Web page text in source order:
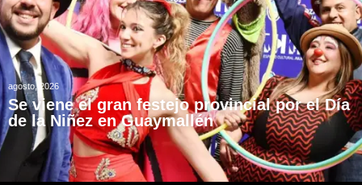
agosto, 2026
Se viene el gran festejo provincial por el Día
de la Niñez en Guaymallén